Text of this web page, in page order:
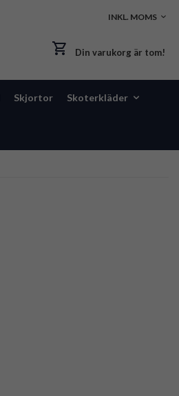
Din varukorg är tom!
Skjortor Skoterkläder